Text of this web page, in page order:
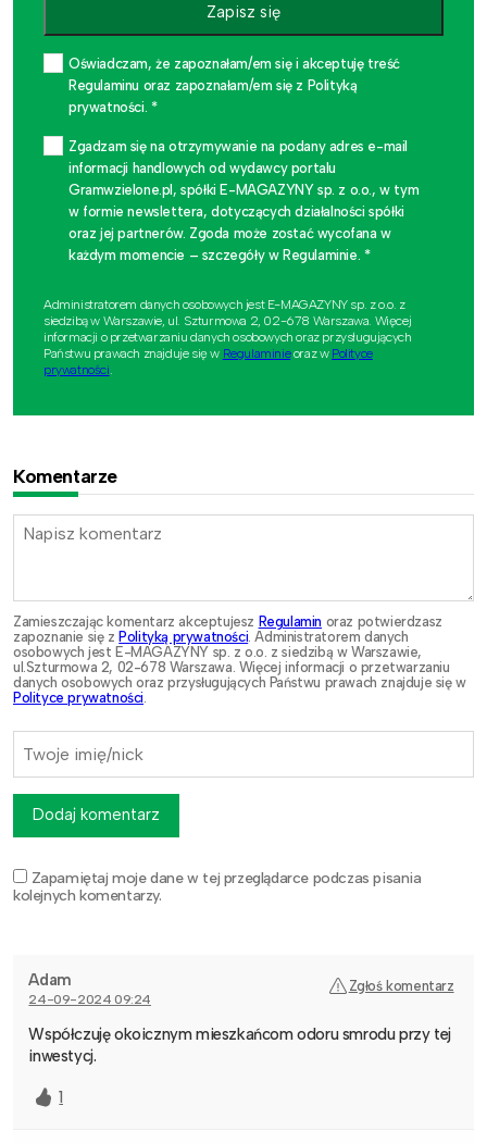
Zapisz się
Oświadczam, że zapoznałam/em się i akceptuję treść
Regulaminu oraz zapoznałam/em się z Polityką
prywatności. *
Zgadzam się na otrzymywanie na podany adres e-mail
informacji handlowych od wydawcy portalu
Gramwzielone.pl, spółki E-MAGAZYNY sp. z o.o., w tym
w formie newslettera, dotyczących działalności spółki
oraz jej partnerów. Zgoda może zostać wycofana w
każdym momencie – szczegóły w Regulaminie. *
Administratorem danych osobowych jest E-MAGAZYNY sp. z o.o. z
siedzibą w Warszawie, ul. Szturmowa 2, 02-678 Warszawa. Więcej
informacji o przetwarzaniu danych osobowych oraz przysługujących
Państwu prawach znajduje się w Regulaminieoraz w Polityce
prywatności
Komentarze
Zamieszczając komentarz akceptujesz Regulamin oraz potwierdzasz
zapoznanie się z Polityką prywatności. Administratorem danych
osobowych jest E-MAGAZYNY sp. z o.o. z siedzibą w Warszawie,
ul.Szturmowa 2, 02-678 Warszawa. Więcej informacji o przetwarzaniu
danych osobowych oraz przysługujących Państwu prawach znajduje się w
Polityce prywatności.
Zapamiętaj moje dane w tej przeglądarce podczas pisania
kolejnych komentarzy.
Dodaj komentarz
Adam
24-09-2024 09:24
Zgłoś komentarz
Współczuję okoicznym mieszkańcom odoru smrodu przy tej
inwestycj.
1